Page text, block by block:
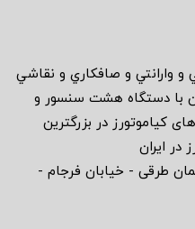
و وارانتي و صافكاري و نقاشي
با دستگاه هشت سنسور و
كياموتورز در بزرگترين
در ايران
طرقى - خيابان فرجام -